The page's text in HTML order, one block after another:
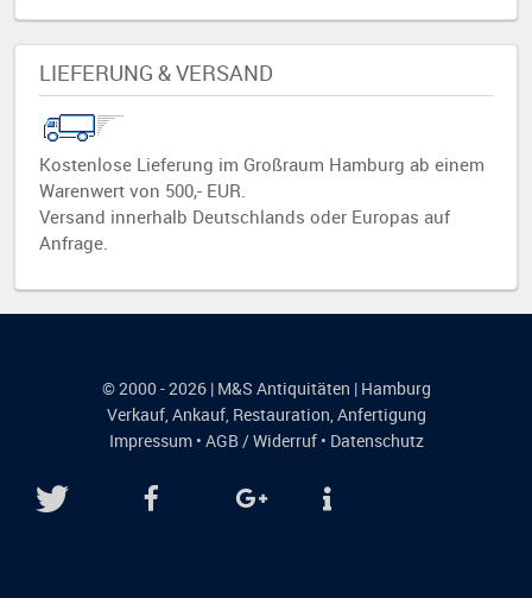
LIEFERUNG & VERSAND
Kostenlose Lieferung im Großraum Hamburg ab einem
Warenwert von 500,- EUR.
Versand innerhalb Deutschlands oder Europas auf
Anfrage.
© 2000 - 2026 | M&S Antiquitäten | Hamburg
Verkauf,Ankauf, Restauration,Anfertigung
Impressum• AGB / Widerruf• Datenschutz